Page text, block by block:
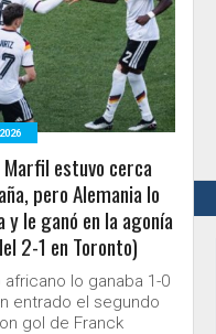
LEER MÁS
estuvo cerca
pero Alemania lo
y le ganó en la agonía
2-1 en Toronto)
africano lo ganaba 1-0
entrado el segundo
gol de Franck
General de Gobierno